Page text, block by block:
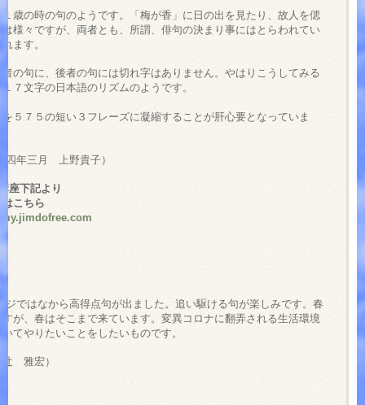
歳の時の句のようです。「梅が香」に日の出を見たり、故人を偲
様々ですが、両者とも、所謂、俳句の決まり事にはとらわれてい
ます。
の句に、後者の句には切れ字はありません。やはりこうしてみる
７文字の日本語のリズムのようです。
５７５の短い３フレーズに凝縮することが肝心要となっていま
四年三月 上野貴子）
座下記より
こちら
ジではなから高得点句が出ました。追い駆ける句が楽しみです。春
が、春はそこまで来ています。変異コロナに翻弄される生活環境
てやりたいことをしたいものです。
雅宏）